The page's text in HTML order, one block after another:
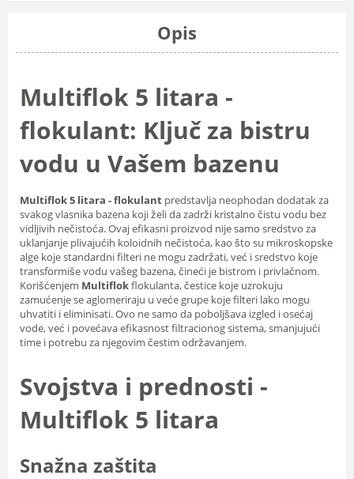
Opis
Multiflok 5 litara -
flokulant: Ključ za bistru
vodu u Vašem bazenu
Multiflok 5 litara - flokulant predstavlja neophodan dodatak za
svakog vlasnika bazena koji želi da zadrži kristalno čistu vodu bez
vidljivih nečistoća. Ovaj efikasni proizvod nije samo sredstvo za
uklanjanje plivajućih koloidnih nečistoća, kao što su mikroskopske
alge koje standardni filteri ne mogu zadržati, već i sredstvo koje
transformiše vodu vašeg bazena, čineći je bistrom i privlačnom.
Korišćenjem Multiflokflokulanta, čestice koje uzrokuju
zamućenje se aglomeriraju u veće grupe koje filteri lako mogu
uhvatiti i eliminisati. Ovo ne samo da poboljšava izgled i osećaj
vode, već i povećava efikasnost filtracionog sistema, smanjujući
time i potrebu za njegovim čestim održavanjem.
Svojstva i prednosti -
Multiflok 5 litara
Snažna zaštita